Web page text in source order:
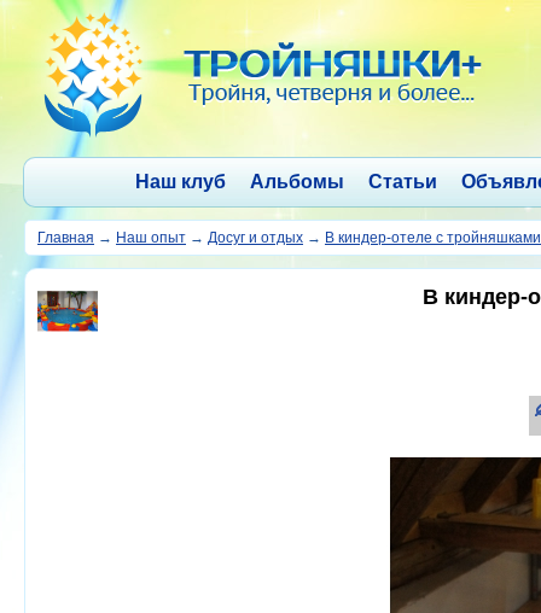
Наш клуб Альбомы Статьи
Главная → Наш опыт → Досуг и отдых → В киндер-отеле с тройняшками
В киндер-